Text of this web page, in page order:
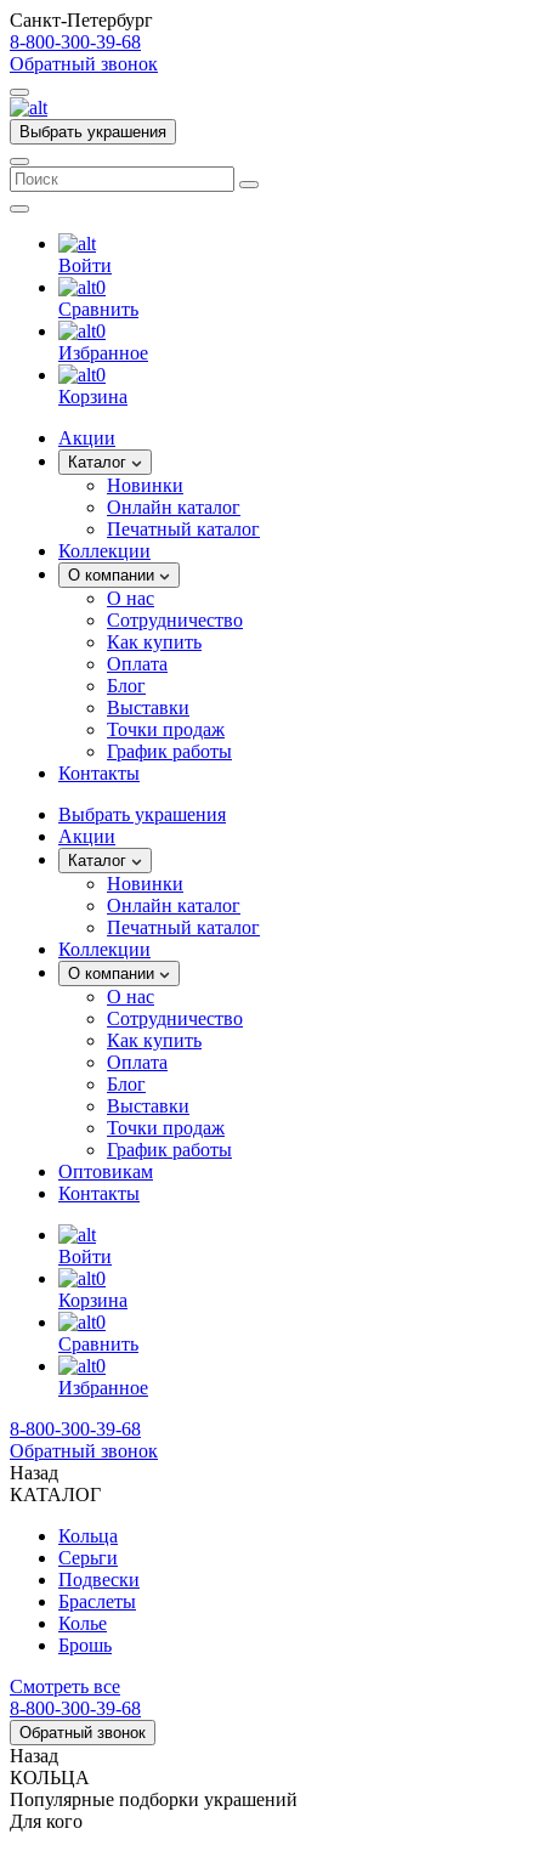
Санкт-Петербург
8-800-300-39-68
Обратный звонок
Выбрать украшения
Войти
0
Сравнить
0
Избранное
0
Корзина
Акции
Каталог
Новинки
Онлайн каталог
Печатный каталог
Коллекции
О компании
О нас
Сотрудничество
Как купить
Оплата
Блог
Выставки
Точки продаж
График работы
Контакты
Выбрать украшения
Акции
Каталог
Новинки
Онлайн каталог
Печатный каталог
Коллекции
О компании
О нас
Сотрудничество
Как купить
Оплата
Блог
Выставки
Точки продаж
График работы
Оптовикам
Контакты
Войти
0
Корзина
0
Сравнить
0
Избранное
8-800-300-39-68
Обратный звонок
Назад
КАТАЛОГ
Кольца
Серьги
Подвески
Браслеты
Колье
Брошь
Смотреть все
8-800-300-39-68
Обратный звонок
Назад
КОЛЬЦА
Популярные подборки украшений
Для кого